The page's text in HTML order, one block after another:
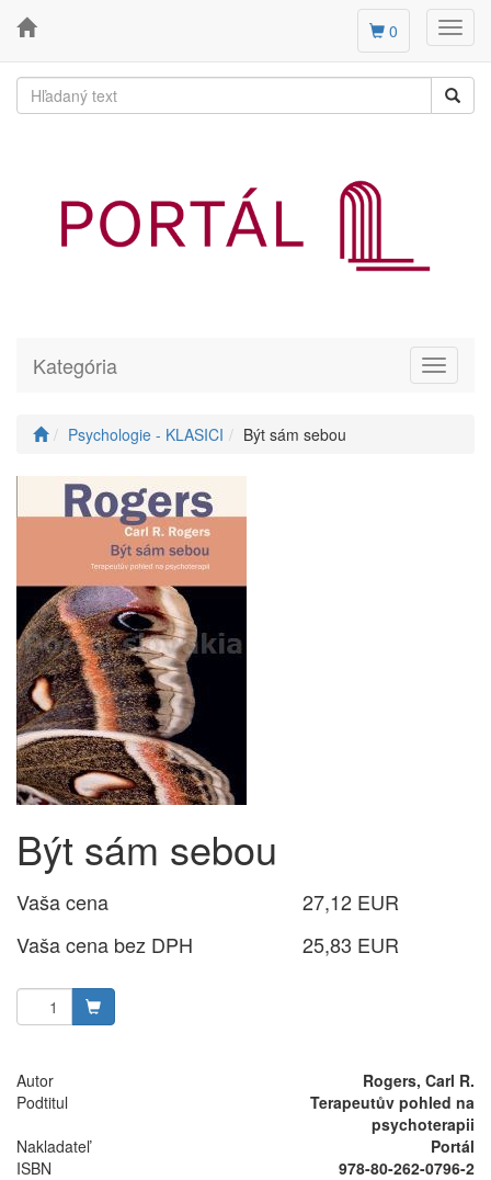
0
Toggle
Kategória
Psychologie - KLASICI Být sám sebou
Být sám sebou
Vaša cena
27,12 EUR
Vaša cena bez DPH
25,83 EUR
Autor
Rogers, Carl R.
Podtitul
Terapeutův pohled na
psychoterapii
Nakladateľ
Portál
ISBN
978-80-262-0796-2